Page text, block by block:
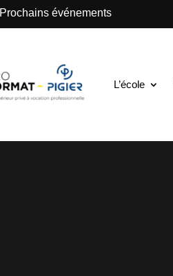
Prochains événements
L’école